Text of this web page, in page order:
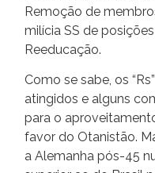
Remoção de
milícia SS de
Reeducação.
Como se sabe, os
atingidos e alguns
para o
favor do Otanistão.
a Alemanha pós-45